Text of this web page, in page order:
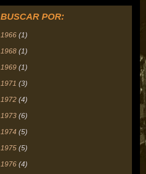
BUSCAR POR:
1966 (1)
1968 (1)
1969 (1)
1971 (3)
1972 (4)
1973 (6)
1974 (5)
1975 (5)
1976 (4)